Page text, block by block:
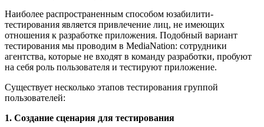
Наиболее распространенным способом юзабилити-
тестирования является привлечение лиц, не имеющих
отношения к разработке приложения. Подобный вариант
тестирования мы проводим в MediaNation: сотрудники
агентства, которые не входят в команду разработки, пробуют
на себя роль пользователя и тестируют приложение.
Существует несколько этапов тестирования группой
пользователей:
1. Создание сценария для тестирования